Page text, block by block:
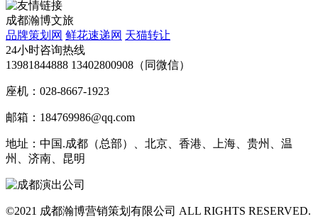
成都瀚博文旅
品牌策划网 鲜花速递网 天猫转让
24小时咨询热线
13981844888 13402800908（同微信）
座机：028-8667-1923
邮箱：184769986@qq.com
地址：中国.成都（总部）、北京、香港、上海、贵州、温
州、济南、昆明
©2021 成都瀚博营销策划有限公司 ALL RIGHTS RESERVED.